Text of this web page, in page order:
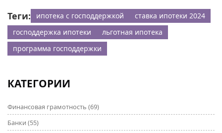
Теги: ипотека с господдержкой
ставка ипотеки 2024
господдержка ипотеки
льготная ипотека
программа господдержки
КАТЕГОРИИ
Финансовая грамотность (69)
Банки (55)